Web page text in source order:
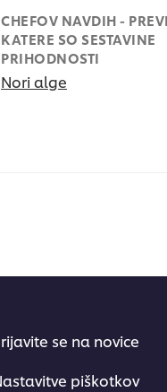
CHEFOV NAVDIH -
KATERE SO SESTAVINE
PRIHODNOSTI
Nori alge
se na novice
piškotkov